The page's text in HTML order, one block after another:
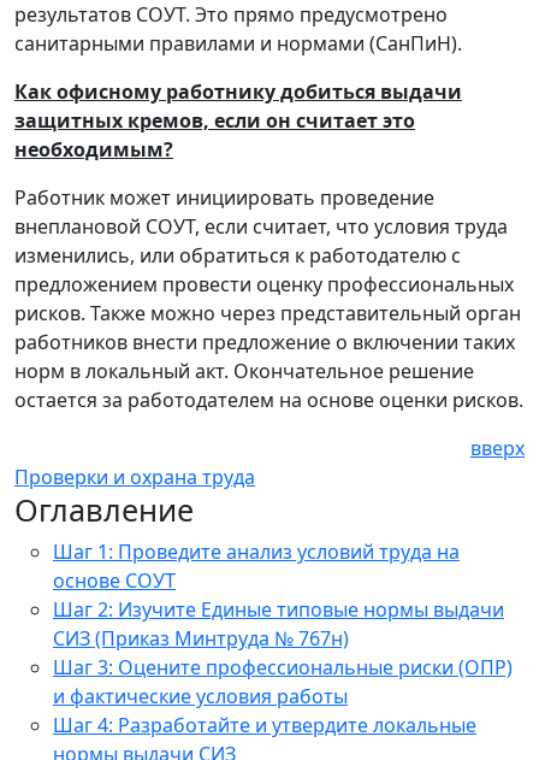
результатов СОУТ. Это прямо предусмотрено
санитарными правилами и нормами (СанПиН).
Как офисному работнику добиться выдачи
защитных кремов, если он считает это
необходимым?
Работник может инициировать проведение
внеплановой СОУТ, если считает, что условия труда
изменились, или обратиться к работодателю с
предложением провести оценку профессиональных
рисков. Также можно через представительный орган
работников внести предложение о включении таких
норм в локальный акт. Окончательное решение
остается за работодателем на основе оценки рисков.
вверх
Проверки и охрана труда
Оглавление
Шаг 1: Проведите анализ условий труда на
основе СОУТ
Шаг 2: Изучите Единые типовые нормы выдачи
СИЗ (Приказ Минтруда № 767н)
Шаг 3: Оцените профессиональные риски (ОПР)
и фактические условия работы
Шаг 4: Разработайте и утвердите локальные
нормы выдачи СИЗ